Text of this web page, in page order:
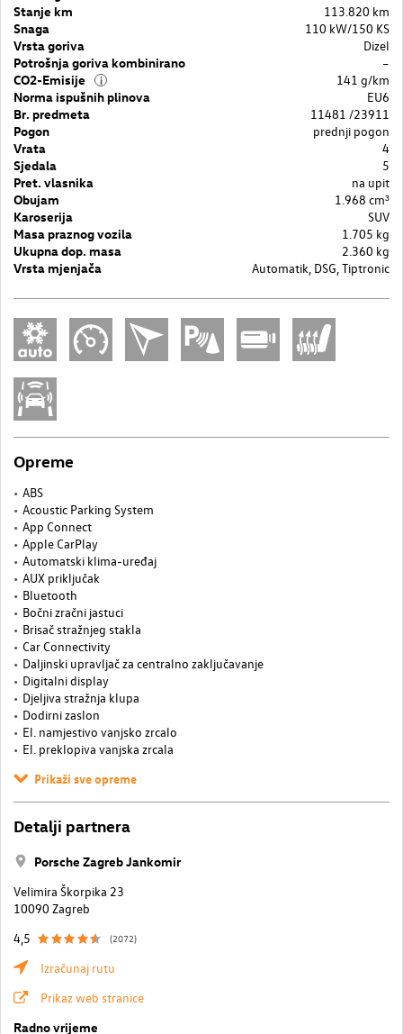
Stanje km
113.820 km
Snaga
110 kW/150 KS
Vrsta goriva
Dizel
Potrošnja goriva kombinirano
–
CO2-Emisije
i
141 g/km
Norma ispušnih plinova
EU6
Br. predmeta
11481 /23911
Pogon
prednji pogon
Vrata
4
Sjedala
5
Pret. vlasnika
na upit
Obujam
1.968 cm³
Karoserija
SUV
Masa praznog vozila
1.705 kg
Ukupna dop. masa
2.360 kg
Vrsta mjenjača
Automatik, DSG, Tiptronic
Opreme
ABS
Acoustic Parking System
App Connect
Apple CarPlay
Automatski klima-uređaj
AUX priključak
Bluetooth
Bočni zračni jastuci
Brisač stražnjeg stakla
Car Connectivity
Daljinski upravljač za centralno zaključavanje
Digitalni display
Djeljiva stražnja klupa
Dodirni zaslon
El. namjestivo vanjsko zrcalo
El. preklopiva vanjska zrcala
Prikaži sve opreme
Detalji partnera
Porsche Zagreb Jankomir
Velimira Škorpika 23
10090 Zagreb
4,5
(2072)
Izračunaj rutu
Prikaz web stranice
Radno vrijeme